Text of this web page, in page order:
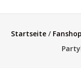
Startseite / Fanshop